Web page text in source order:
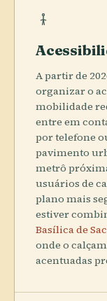
A partir de
organizar o
mobilidade
entre em
por telefone
pavimento
metrô
usuários de
plano mais
estiver
Basílica de
onde o
acentuadas